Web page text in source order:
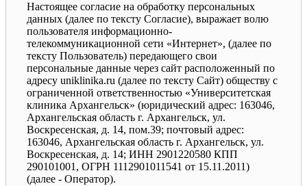
Настоящее согласие на обработку персональных
данных (далее по тексту Согласие), выражает волю
пользователя информационно-
телекоммуникационной сети «Интернет», (далее по
тексту Пользователь) передающего свои
персональные данные через сайт расположенный по
адресу uniklinika.ru (далее по тексту Сайт) обществу с
ограниченной ответственностью «Университетская
клиника Архангельск» (юридический адрес: 163046,
Архангельская область г. Архангельск, ул.
Воскресенская, д. 14, пом.39; почтовый адрес:
163046, Архангельская область г. Архангельск, ул.
Воскресенская, д. 14; ИНН 2901220580 КПП
290101001, ОГРН 1112901011541 от 15.11.2011)
(далее - Оператор).